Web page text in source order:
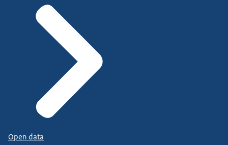
Open data